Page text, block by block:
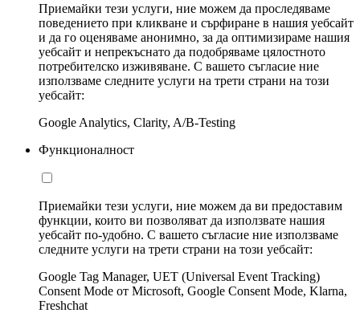
Приемайки тези услуги, ние можем да проследяваме
поведението при кликване и сърфиране в нашия уебсайт
и да го оценяваме анонимно, за да оптимизираме нашия
уебсайт и непрекъснато да подобряваме цялостното
потребителско изживяване. С вашето съгласие ние
използваме следните услуги на трети страни на този
уебсайт:
Google Analytics, Clarity, A/B-Testing
Функционалност
Приемайки тези услуги, ние можем да ви предоставим
функции, които ви позволяват да използвате нашия
уебсайт по-удобно. С вашето съгласие ние използваме
следните услуги на трети страни на този уебсайт:
Google Tag Manager, UET (Universal Event Tracking)
Consent Mode от Microsoft, Google Consent Mode, Klarna,
Freshchat